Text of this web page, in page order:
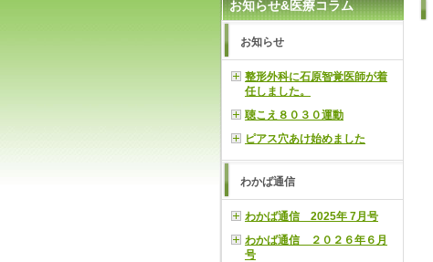
お知らせ&医療コラム
お知らせ
整形外科に石原智覚医師が着
任しました。
聴こえ８０３０運動
ピアス穴あけ始めました
わかば通信
わかば通信 2025年 7月号
わかば通信 ２０２６年６月
号